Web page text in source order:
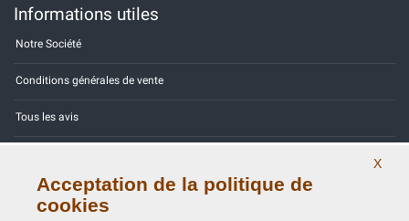
Informations utiles
Notre Société
Conditions générales de vente
Tous les avis
Contactez-nous
X
Acceptation de la politique de
cookies